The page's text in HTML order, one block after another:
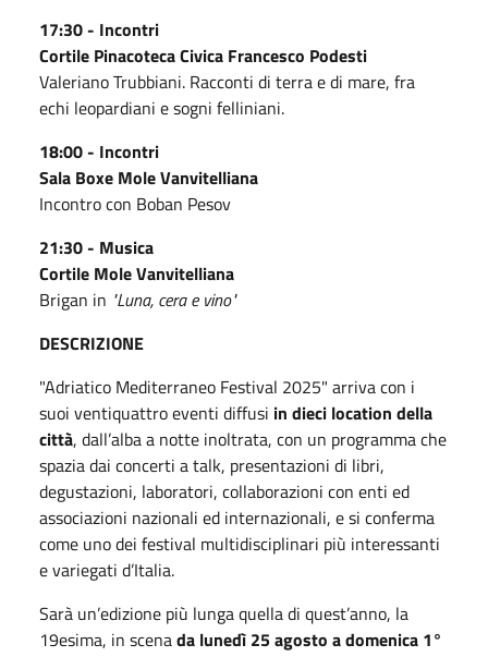
17:30 - Incontri
Cortile Pinacoteca Civica Francesco Podesti
Valeriano Trubbiani. Racconti di terra e di mare, fra
echi leopardiani e sogni felliniani.
18:00 - Incontri
Sala Boxe Mole Vanvitelliana
Incontro con Boban Pesov
21:30 - Musica
Cortile Mole Vanvitelliana
Brigan in "Luna, cera e vino"
DESCRIZIONE
"Adriatico Mediterraneo Festival 2025" arriva con i
suoi ventiquattro eventi diffusi in dieci location della
città, dall’alba a notte inoltrata, con un programma che
spazia dai concerti a talk, presentazioni di libri,
degustazioni, laboratori, collaborazioni con enti ed
associazioni nazionali ed internazionali, e si conferma
come uno dei festival multidisciplinari più interessanti
e variegati d’Italia.
Sarà un’edizione più lunga quella di quest’anno, la
19esima, in scenada lunedì 25 agosto a domenica 1°